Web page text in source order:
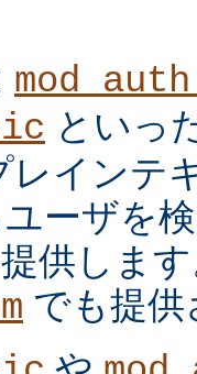
といっ
レインテ
ーザを
供しま
でも提